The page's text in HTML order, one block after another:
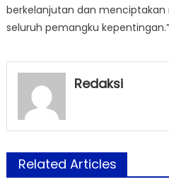
berkelanjutan dan menciptakan
seluruh pemangku kepentingan.”
Redaksi
Related Articles